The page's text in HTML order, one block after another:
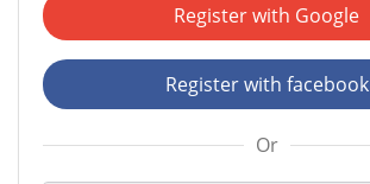
Register with Google
Register with facebook
Or